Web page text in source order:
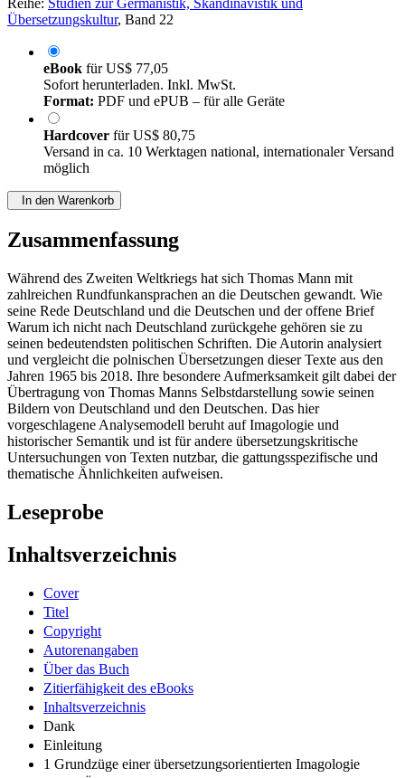
Reihe: Studien zur Germanistik, Skandinavistik und
Übersetzungskultur, Band 22
eBook fürUS$ 77,05
Sofort herunterladen. Inkl. MwSt.
Format: PDF und ePUB – für alle Geräte
Hardcover fürUS$ 80,75
Versand in ca. 10 Werktagen national, internationaler Versand
möglich
In den Warenkorb
Zusammenfassung
Während des Zweiten Weltkriegs hat sich Thomas Mann mit
zahlreichen Rundfunkansprachen an die Deutschen gewandt. Wie
seine Rede Deutschland und die Deutschen und der offene Brief
Warum ich nicht nach Deutschland zurückgehe gehören sie zu
seinen bedeutendsten politischen Schriften. Die Autorin analysiert
und vergleicht die polnischen Übersetzungen dieser Texte aus den
Jahren 1965 bis 2018. Ihre besondere Aufmerksamkeit gilt dabei der
Übertragung von Thomas Manns Selbstdarstellung sowie seinen
Bildern von Deutschland und den Deutschen. Das hier
vorgeschlagene Analysemodell beruht auf Imagologie und
historischer Semantik und ist für andere übersetzungskritische
Untersuchungen von Texten nutzbar, die gattungsspezifische und
thematische Ähnlichkeiten aufweisen.
Leseprobe
Inhaltsverzeichnis
Cover
Titel
Copyright
Autorenangaben
Über das Buch
Zitierfähigkeit des eBooks
Inhaltsverzeichnis
Dank
Einleitung
1 Grundzüge einer übersetzungsorientierten Imagologie